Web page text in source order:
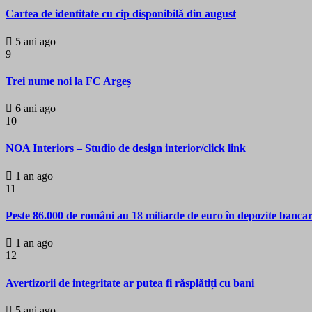
Cartea de identitate cu cip disponibilă din august
5 ani ago
9
Trei nume noi la FC Argeș
6 ani ago
10
NOA Interiors – Studio de design interior/click link
1 an ago
11
Peste 86.000 de români au 18 miliarde de euro în depozite
1 an ago
12
Avertizorii de integritate ar putea fi răsplătiți cu bani